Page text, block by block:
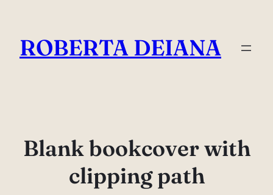
contenuto
ROBERTA DEIANA
Blank bookcover with
clipping path